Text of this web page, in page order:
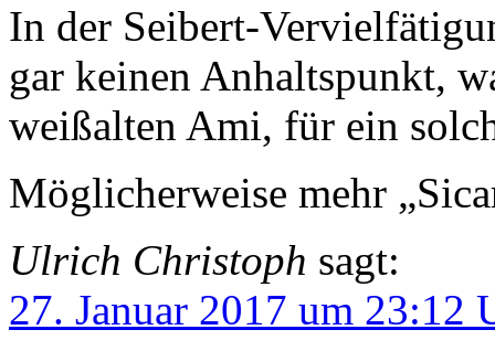
In der Seibert-
gar keinen Anhaltspunkt,
weißalten Ami, für ein
Möglicherweise mehr
Ulrich Christoph sagt:
27. Januar 2017 um 23:12